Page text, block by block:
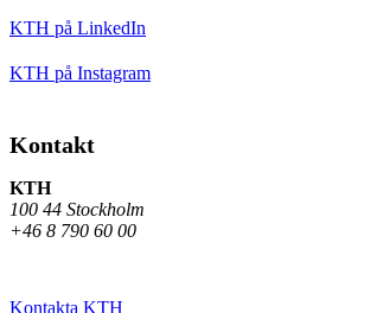
KTH på LinkedIn
KTH på Instagram
Kontakt
KTH
100 44 Stockholm
+46 8 790 60 00
Kontakta KTH